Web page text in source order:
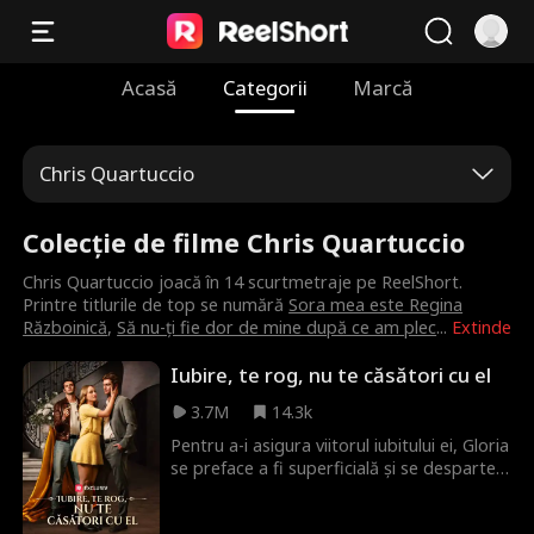
Acasă Categorii Marcă
Chris Quartuccio
Colecție de filme Chris Quartuccio
Extinde
Chris Quartuccio joacă în 14 scurtmetraje pe ReelShort.
Printre titlurile de top se numărăSora mea este Regina
Războinică,Să nu-ți fie dor de mine după ce am plec...
Iubire, te rog, nu te căsători cu el
3.7M
14.3k
Pentru a-i asigura viitorul iubitului ei, Gloria
se preface a fi superficială și se desparte